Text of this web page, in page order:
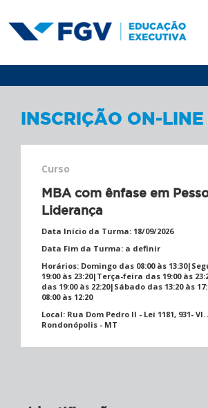
INSCRIÇÃO ON-LINE
Curso
MBA com ênfase em
Liderança
Data Início da Turma: 18/09/2026
Data Fim da Turma: a definir
Horários: Domingo das 08:00 às
19:00 às 23:20|Terça-feira das 19:00 às
das 19:00 às 22:20|Sábado das 13:20 às
08:00 às 12:20
Local: Rua Dom Pedro II - Lei 1181, 931-
Rondonópolis - MT